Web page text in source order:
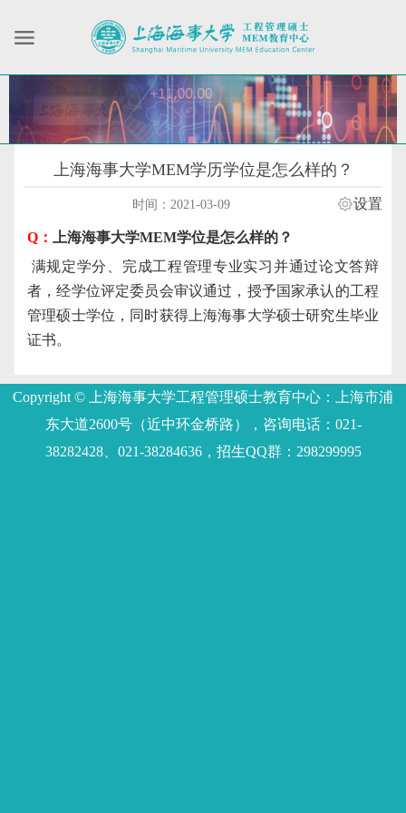
上海海事大学MEM学历学位是怎么样的？
时间：2021-03-09 设置
Q： 上海海事大学MEM学位是怎么样的？
满规定学分、完成工程管理专业实习并通过论文答辩
者，经学位评定委员会审议通过，授予国家承认的工程
管理硕士学位，同时获得上海海事大学硕士研究生毕业
证书。
Copyright © 上海海事大学工程管理硕士教育中心：上海市浦
东大道2600号（近中环金桥路），咨询电话：021-
38282428、021-38284636，招生QQ群：298299995